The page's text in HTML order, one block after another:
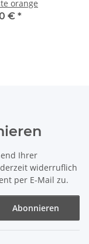
orange
€ *
Ihrer
widerruflich
per E-Mail zu.
Abonnieren